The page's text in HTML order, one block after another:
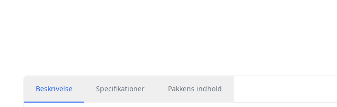
Beskrivelse Specifikationer Pakkens indhold